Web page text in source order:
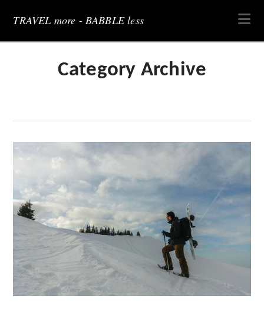
TRAVEL more - BABBLE less
Category Archive